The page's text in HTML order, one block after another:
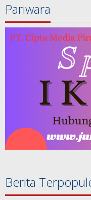
Pariwara
Berita